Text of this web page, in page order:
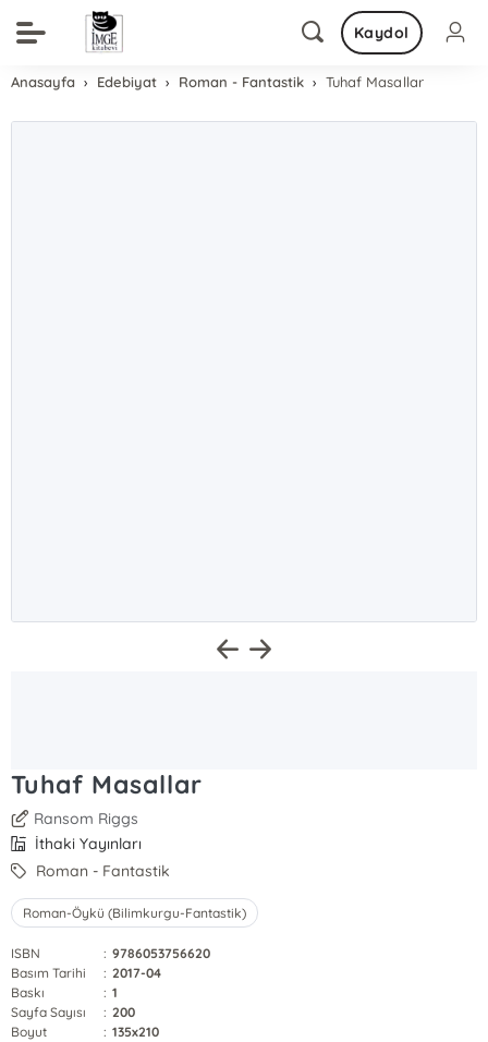
Kaydol
Anasayfa Edebiyat Roman - Fantastik Tuhaf Masallar
Tuhaf Masallar
Ransom Riggs
İthaki Yayınları
Roman - Fantastik
Roman-Öykü (Bilimkurgu-Fantastik)
ISBN : 9786053756620
Basım Tarihi
: 2017-04
Baskı
: 1
Sayfa Sayısı
: 200
Boyut
: 135x210